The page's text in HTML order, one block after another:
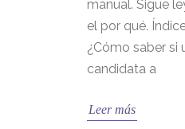
manual. Sigue
el por qué.
¿Cómo saber si
candidata a
Leer más